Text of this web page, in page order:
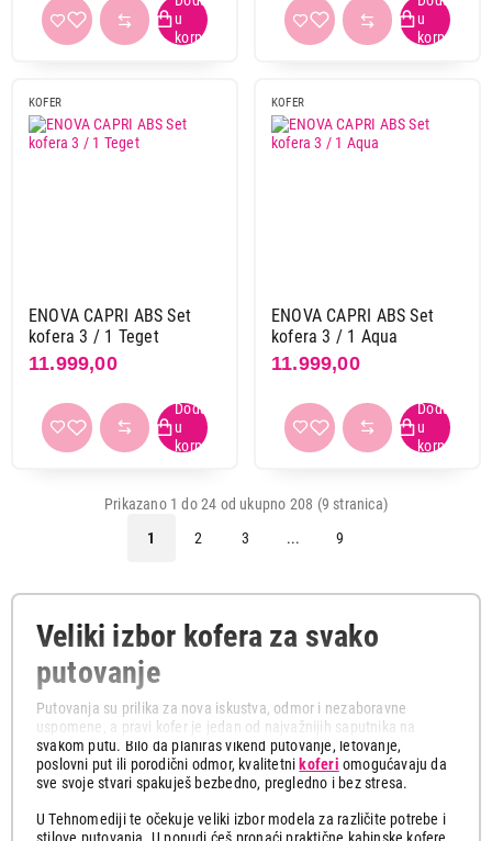
KOFER
ENOVA CAPRI ABS Set
kofera 3 / 1 Teget
11.999,00
KOFER
ENOVA CAPRI ABS Set
kofera 3 / 1 Aqua
11.999,00
Prikazano 1 do 24 od ukupno 208 (9 stranica)
1
2 3 ... 9
Veliki izbor kofera za svako
putovanje
Putovanja su prilika za nova iskustva, odmor i nezaboravne
uspomene, a pravi kofer je jedan od najvažnijih saputnika na
svakom putu. Bilo da planiraš vikend putovanje, letovanje,
poslovni put ili porodični odmor, kvalitetni koferi omogućavaju da
sve svoje stvari spakuješ bezbedno, pregledno i bez stresa.
U Tehnomediji te očekuje veliki izbor modela za različite potrebe i